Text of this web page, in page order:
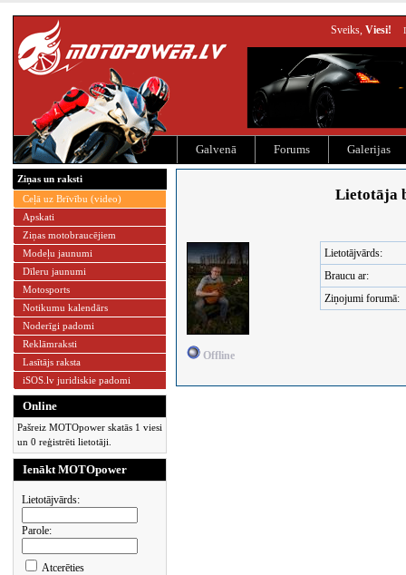
Sveiks, Viesi!
Galvenā Forums Galerijas
Ziņas un raksti
Ceļā uz Brīvību (video)
Apskati
Ziņas motobraucējiem
Modeļu jaunumi
Dīleru jaunumi
Motosports
Notikumu kalendārs
Noderīgi padomi
Reklāmraksti
Lasītājs raksta
iSOS.lv juridiskie padomi
Online
Pašreiz MOTOpower skatās 1 viesi
un 0 reģistrēti lietotāji.
Ienākt MOTOpower
Lietotājvārds:
Parole:
Atcerēties
Lietotāja
Offline
Lietotājvārds:
Braucu ar:
Ziņojumi forumā: